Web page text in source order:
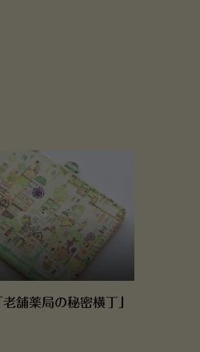
舗薬局の秘密横丁」